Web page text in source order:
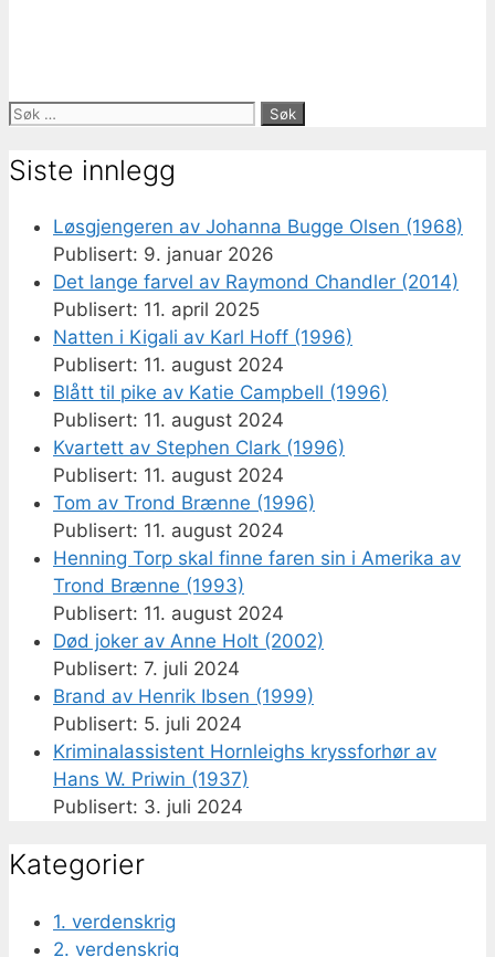
Søk
Siste innlegg
Løsgjengeren av Johanna Bugge Olsen (1968)
9. januar 2026
Det lange farvel av Raymond Chandler (2014)
11. april 2025
Natten i Kigali av Karl Hoff (1996)
11. august 2024
Blått til pike av Katie Campbell (1996)
11. august 2024
Kvartett av Stephen Clark (1996)
11. august 2024
Tom av Trond Brænne (1996)
11. august 2024
Henning Torp skal finne faren sin i Amerika av
Trond Brænne (1993)
11. august 2024
Død joker av Anne Holt (2002)
7. juli 2024
Brand av Henrik Ibsen (1999)
5. juli 2024
Kriminalassistent Hornleighs kryssforhør av
Hans W. Priwin (1937)
3. juli 2024
Kategorier
1. verdenskrig
2. verdenskrig